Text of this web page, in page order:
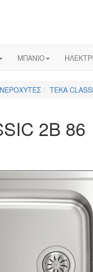
ΜΠΑΝΙΟ
ΝΕΡΟΧΥΤΕΣ ΤΕΚΑ
2B 86